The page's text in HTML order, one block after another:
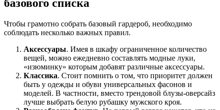
базового списка
Чтобы грамотно собрать базовый гардероб, необходимо
соблюдать несколько важных правил.
Аксессуары. Имея в шкафу ограниченное количество
вещей, можно ежедневно составлять модные луки,
«изюминку» которым добавят различные аксессуары.
Классика. Стоит помнить о том, что приоритет должен
быть у одежды и обуви универсальных фасонов и
моделей. В частности, вместо трендовой блузы-оверсайз
лучше выбрать белую рубашку мужского кроя.